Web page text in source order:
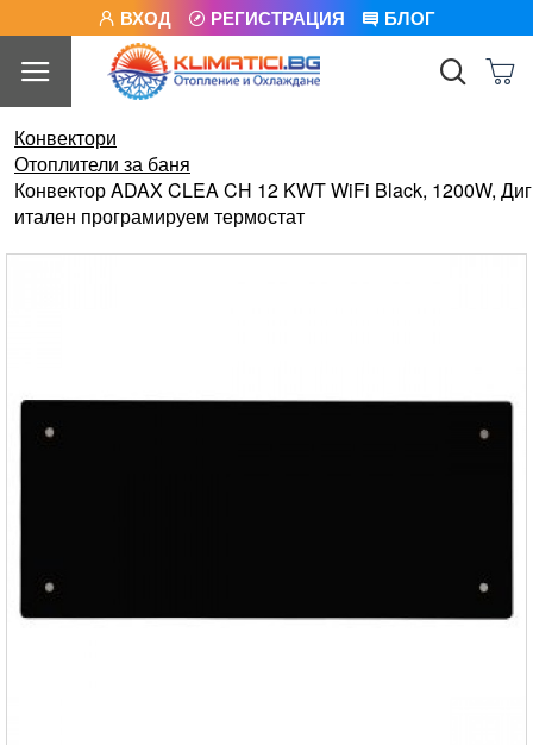
ВХОД РЕГИСТРАЦИЯ БЛОГ
Конвектори
Отоплители за баня
Конвектор ADAX CLEA CH 12 KWT WiFi Black, 1200W, Диг
итален програмируем термостат